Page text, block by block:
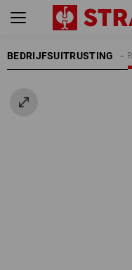
BEDRIJFSUITRUSTING
PLUGGEN